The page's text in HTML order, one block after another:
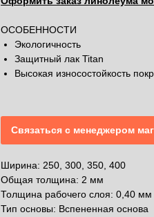
ОСОБЕННОСТИ
Экологичность
Защитный лак Titan
Высокая износостойкость
Связаться с менеджером
Ширина: 250, 300, 350, 400
Общая толщина: 2 мм
Толщина рабочего слоя: 0,40 мм
Тип основы: Вспененная основа